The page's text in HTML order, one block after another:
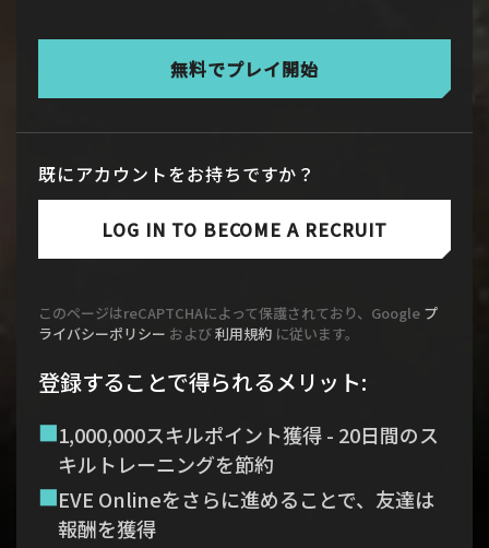
無料でプレイ開始
既にアカウントをお持ちですか？
LOG IN TO BECOME A RECRUIT
このページはreCAPTCHAによって保護されており、Google プ
ライバシーポリシー および利用規約 に従います。
登録することで得られるメリット:
1,000,000スキルポイント獲得 - 20日間のス
キルトレーニングを節約
EVE Onlineをさらに進めることで、友達は
報酬を獲得